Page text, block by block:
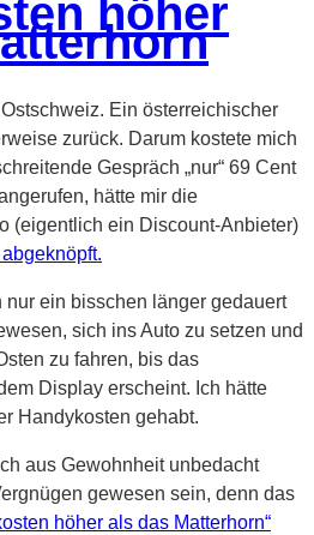
höher
Ein österreichischer
zurück. Darum kostete mich
Gespräch „nur“ 69 Cent
hätte mir die
(eigentlich ein Discount-Anbieter)
nur ein bisschen länger gedauert
sich ins Auto zu setzen und
zu fahren, bis das
Display erscheint. Ich hätte
Handykosten gehabt.
aus Gewohnheit unbedacht
gewesen sein, denn das
höher als das Matterhorn“